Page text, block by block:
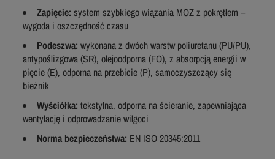
Zapięcie: system szybkiego wiązania MOZ z pokrętłem –
wygoda i oszczędność czasu
Podeszwa: wykonana z dwóch warstw poliuretanu (PU/PU),
antypoślizgowa (SR), olejoodporna (FO), z absorpcją energii w
pięcie (E), odporna na przebicie (P), samoczyszczący się
bieżnik
Wyściółka: tekstylna, odporna na ścieranie, zapewniająca
wentylację i odprowadzanie wilgoci
Norma bezpieczeństwa: EN ISO 20345:2011